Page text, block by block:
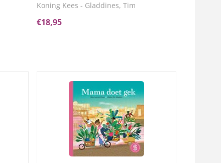
Koning Kees - Gladdines, Tim
€18,95